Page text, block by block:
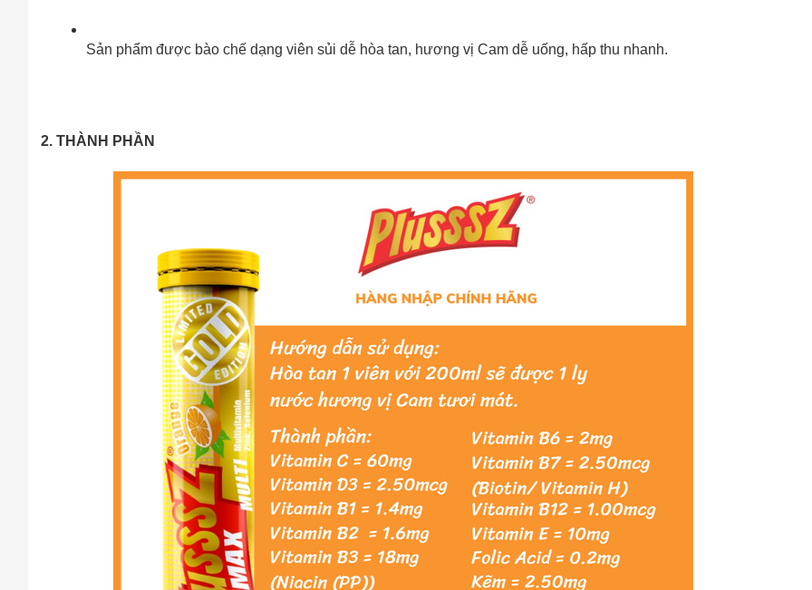
Sản phẩm được bào chế dạng viên sủi dễ hòa tan, hương vị Cam dễ uống, hấp thu nhanh.
2. THÀNH PHẦN